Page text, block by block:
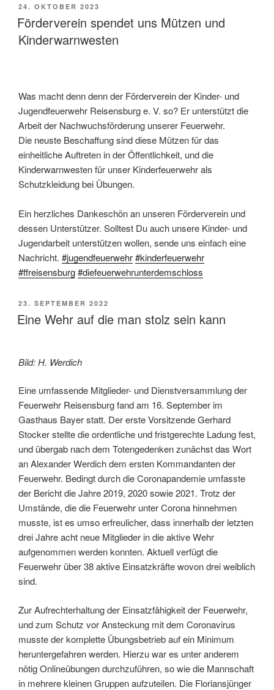
VERÖFFENTLICHT
AM
24. OKTOBER 2023
Förderverein spendet uns Mützen und
Kinderwarnwesten
Was macht denn denn der Förderverein der Kinder- und
Jugendfeuerwehr Reisensburg e. V. so? Er unterstützt die
Arbeit der Nachwuchsförderung unserer Feuerwehr.
Die neuste Beschaffung sind diese Mützen für das
einheitliche Auftreten in der Öffentlichkeit, und die
Kinderwarnwesten für unser Kinderfeuerwehr als
Schutzkleidung bei Übungen.
Ein herzliches Dankeschön an unseren Förderverein und
dessen Unterstützer. Solltest Du auch unsere Kinder- und
Jugendarbeit unterstützen wollen, sende uns einfach eine
Nachricht. #jugendfeuerwehr#kinderfeuerwehr
#ffreisensburg#diefeuerwehrunterdemschloss
VERÖFFENTLICHT
AM
23. SEPTEMBER 2022
Eine Wehr auf die man stolz sein kann
Bild: H. Werdich
Eine umfassende Mitglieder- und Dienstversammlung der
Feuerwehr Reisensburg fand am 16. September im
Gasthaus Bayer statt. Der erste Vorsitzende Gerhard
Stocker stellte die ordentliche und fristgerechte Ladung fest,
und übergab nach dem Totengedenken zunächst das Wort
an Alexander Werdich dem ersten Kommandanten der
Feuerwehr. Bedingt durch die Coronapandemie umfasste
der Bericht die Jahre 2019, 2020 sowie 2021. Trotz der
Umstände, die die Feuerwehr unter Corona hinnehmen
musste, ist es umso erfreulicher, dass innerhalb der letzten
drei Jahre acht neue Mitglieder in die aktive Wehr
aufgenommen werden konnten. Aktuell verfügt die
Feuerwehr über 38 aktive Einsatzkräfte wovon drei weiblich
sind.
Zur Aufrechterhaltung der Einsatzfähigkeit der Feuerwehr,
und zum Schutz vor Ansteckung mit dem Coronavirus
musste der komplette Übungsbetrieb auf ein Minimum
heruntergefahren werden. Hierzu war es unter anderem
nötig Onlineübungen durchzuführen, so wie die Mannschaft
in mehrere kleinen Gruppen aufzuteilen. Die Floriansjünger